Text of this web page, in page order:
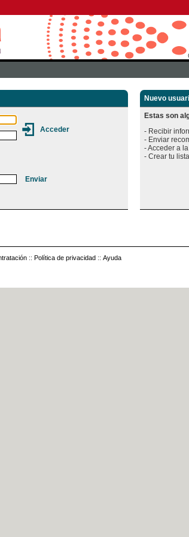
Nuevo
Estas son
- Recibir
- Enviar
- Acceder a
:: Política de privacidad :: Ayuda